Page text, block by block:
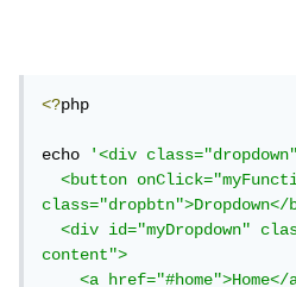
<?php
echo '<div
  <button onClick="myFunction()"
class="dropbtn">Dropdown</
  <div id="myDropdown" class="dropdown-
content">
    <a href="#home">Home</a>